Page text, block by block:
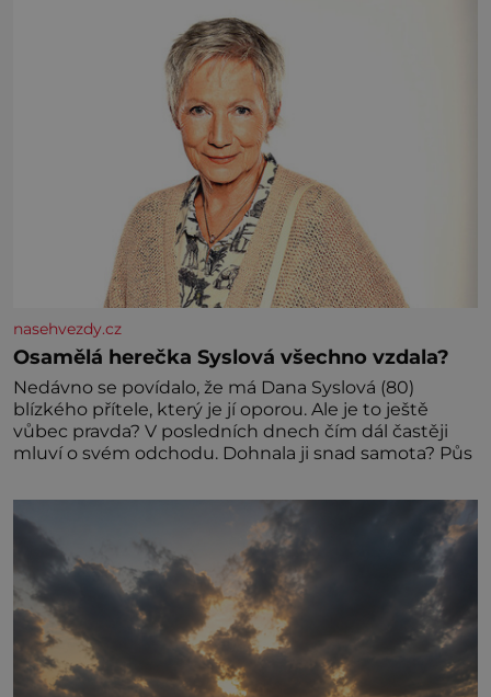
nasehvezdy.cz
Osamělá herečka Syslová všechno vzdala?
Nedávno se povídalo, že má Dana Syslová (80)
blízkého přítele, který je jí oporou. Ale je to ještě
vůbec pravda? V posledních dnech čím dál častěji
mluví o svém odchodu. Dohnala ji snad samota? Půs